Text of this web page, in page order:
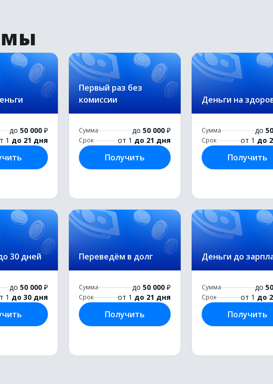
до 50 000 ₽
1 до 21 дня
Первый раз без
комиссии
Сумма до 50 000 ₽
Срок от 1 до 21 дня
Получить
Деньги на
Сумма до
Срок от 1 до
Получить
30 дней
до 50 000 ₽
1 до 30 дня
Переведём в долг
Сумма до 50 000 ₽
Срок от 1 до 21 дня
Получить
Деньги до
Сумма до
Срок от 1 до
Получить